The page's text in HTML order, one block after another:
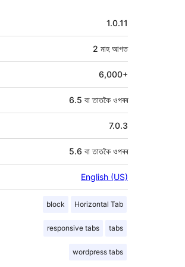
1.0.11
2 মাহআগত
6,000+
6.5 বা তাতকৈ ওপৰৰ
7.0.3
5.6 বা তাতকৈ ওপৰৰ
English (US)
block Horizontal Tab
responsive tabs tabs
wordpress tabs